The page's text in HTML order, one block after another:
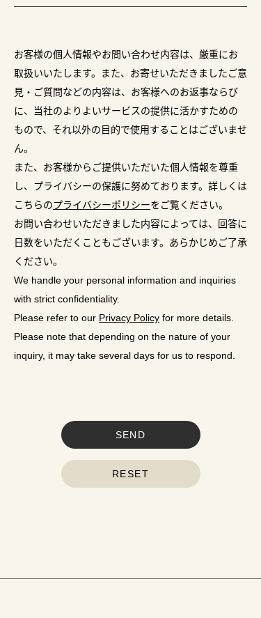
お客様の個人情報やお問い合わせ内容は、厳重にお
取扱いいたします。また、お寄せいただきましたご意
見・ご質問などの内容は、お客様へのお返事ならび
に、当社のよりよいサービスの提供に活かすための
もので、それ以外の目的で使用することはございませ
ん。
また、お客様からご提供いただいた個人情報を尊重
し、プライバシーの保護に努めております。詳しくは
こちらのプライバシーポリシーをご覧ください。
お問い合わせいただきました内容によっては、回答に
日数をいただくこともございます。あらかじめご了承
ください。
We handle your personal information and inquiries
with strict confidentiality.
Please refer to our Privacy Policy for more details.
Please note that depending on the nature of your
inquiry, it may take several days for us to respond.